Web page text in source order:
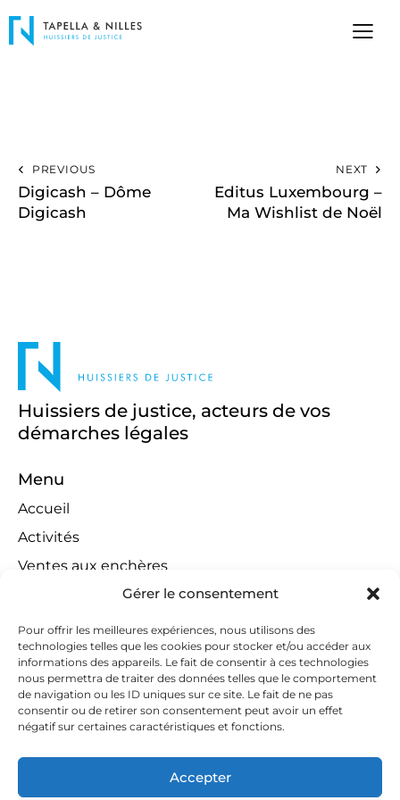
Gérer le consentement
Pour offrir les meilleures expériences, nous utilisons des
technologies telles que les cookies pour stocker et/ou accéder aux
informations des appareils. Le fait de consentir à ces technologies
nous permettra de traiter des données telles que le comportement
de navigation ou les ID uniques sur ce site. Le fait de ne pas
consentir ou de retirer son consentement peut avoir un effet
négatif sur certaines caractéristiques et fonctions.
Accepter
PREVIOUS
Digicash – Dôme
Digicash
NEXT
Editus Luxembourg –
Ma Wishlist de Noël
Huissiers de justice, acteurs de vos
démarches légales
Menu
Accueil
Activités
Ventes aux enchères
Compétences territoriales
Jeux concours
Liens
Contact
Contactez-nous
huissiers@tapella-nilles.lu